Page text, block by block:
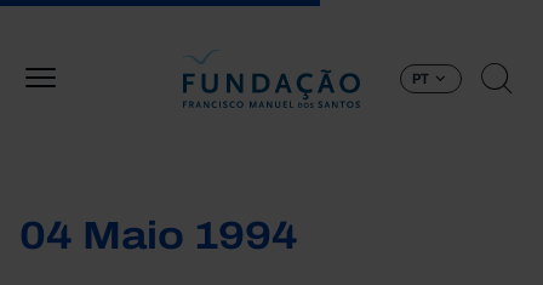
PT
04 Maio 1994